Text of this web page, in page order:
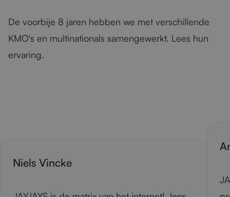
De voorbije 8 jaren hebben we met verschillende
KMO's en multinationals samengewerkt. Lees hun
ervaring.
Niels Vincke